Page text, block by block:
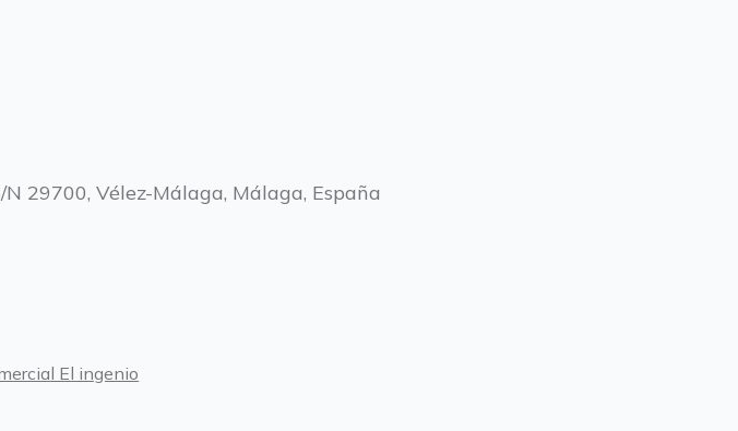
29700, Vélez-Málaga, Málaga, España
El ingenio